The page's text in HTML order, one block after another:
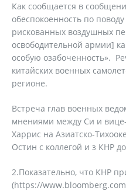
Как сообщается в
обеспокоенность по
рискованных воздушных
освободительной армии]
особую озабоченность».
китайских военных
регионе.
Встреча глав военных
мнениями между Си и
Харрис на Азиатско-
Остин с коллегой и з КНР
2.Показательно, что КНР
(https://